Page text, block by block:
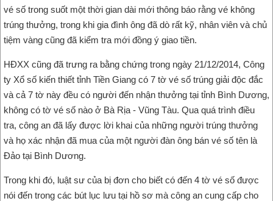
vé số trong suốt một thời gian dài mới thông báo rằng vé không
trúng thưởng, trong khi gia đình ông đã dò rất kỹ, nhân viên và chủ
tiệm vàng cũng đã kiểm tra mới đồng ý giao tiền.
HĐXX cũng đã trưng ra bằng chứng trong ngày 21/12/2014, Công
ty Xổ số kiến thiết tỉnh Tiền Giang có 7 tờ vé số trúng giải độc đắc
và cả 7 tờ này đều có người đến nhận thưởng tại tỉnh Bình Dương,
không có tờ vé số nào ở Bà Rịa - Vũng Tàu. Qua quá trình điều
tra, công an đã lấy được lời khai của những người trúng thưởng
và họ xác nhận đã mua của một người đàn ông bán vé số tên là
Đảo tại Bình Dương.
Trong khi đó, luật sư của bị đơn cho biết có đến 4 tờ vé số được
nói đến trong các bút lục lưu tại hồ sơ mà công an cung cấp cho